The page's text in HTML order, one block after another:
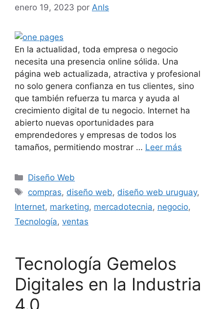
enero 19, 2023 por Anls
En la actualidad, toda empresa o negocio
necesita una presencia online sólida. Una
página web actualizada, atractiva y profesional
no solo genera confianza en tus clientes, sino
que también refuerza tu marca y ayuda al
crecimiento digital de tu negocio. Internet ha
abierto nuevas oportunidades para
emprendedores y empresas de todos los
tamaños, permitiendo mostrar … Leer más
Diseño Web
compras, diseño web, diseño web uruguay,
Internet, marketing, mercadotecnia, negocio,
Tecnología, ventas
Tecnología Gemelos
Digitales en la Industria
4.0